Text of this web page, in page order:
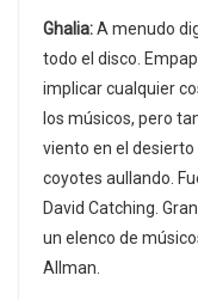
Ghalia:A menudo
todo el disco.
implicar cualquier
los músicos, pero
viento en el
coyotes aullando.
David Catching.
un elenco de
Allman.